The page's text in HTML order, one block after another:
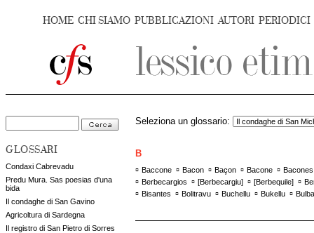
HOME CHI SIAMO PUBBLICAZIONI AUTORI PERIODICI
GLOSSARI
Condaxi Cabrevadu
Predu Mura. Sas poesias d'una
bida
Il condaghe di San Gavino
Agricoltura di Sardegna
Il registro di San Pietro di Sorres
Seleziona un glossario:
B
▫ Baccone ▫ Bacon ▫ Baçon ▫ Bacone ▫ Bacones
▫ Berbecargios ▫ [Berbecargiu] ▫ [Berbequile] ▫
▫ Bisantes ▫ Bolitravu ▫ Buchellu ▫ Bukellu ▫